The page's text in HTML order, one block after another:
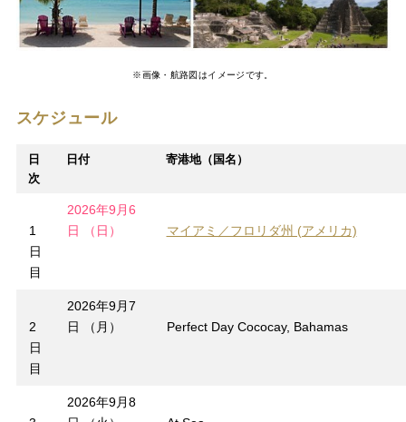
※画像・航路図はイメージです。
スケジュール
日
次
日付 寄港地（国名）
1
日
目
2026年9月6
日 （日）
マイアミ／フロリダ州 (アメリカ)
2
日
目
2026年9月7
日 （月）
Perfect Day Cococay, Bahamas
2026年9月8